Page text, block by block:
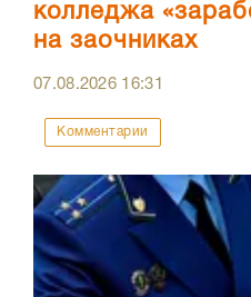
колледжа
на заочниках
07.08.2026 16:31
Комментарии